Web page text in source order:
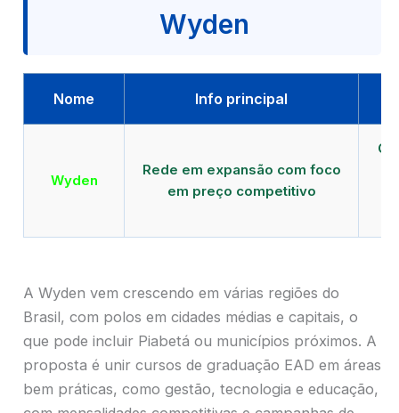
Wyden
Nome Info principal
Wyden
Rede em expansão com foco
em preço competitivo
A Wyden vem crescendo em várias regiões do
Brasil, com polos em cidades médias e capitais, o
que pode incluir Piabetá ou municípios próximos. A
proposta é unir cursos de graduação EAD em áreas
bem práticas, como gestão, tecnologia e educação,